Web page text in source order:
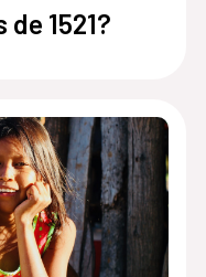
1521?